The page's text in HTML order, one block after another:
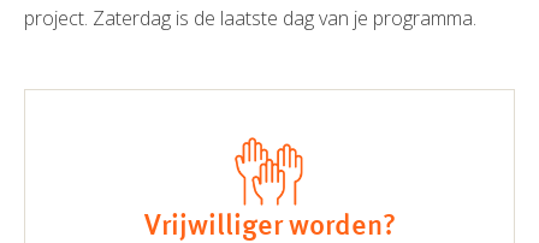
project. Zaterdag is de laatste dag van je programma.
Vrijwilliger worden?